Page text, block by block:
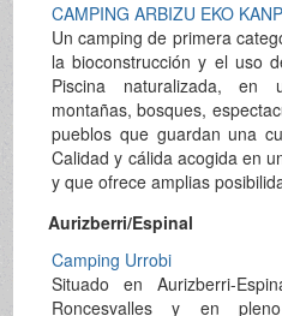
CAMPING ARBIZU EKO
Un camping de primera
la bioconstrucción y el uso
Piscina naturalizada, en
montañas, bosques,
pueblos que guardan una
Calidad y cálida acogida en
y que ofrece amplias
Aurizberri/Espinal
Camping Urrobi
Situado en Aurizberri-
Roncesvalles y en